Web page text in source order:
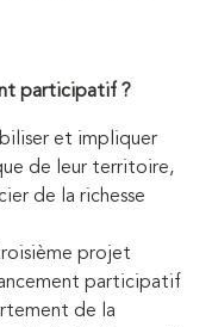
participatif ?
et impliquer
de leur territoire,
de la richesse
projet
participatif
de la